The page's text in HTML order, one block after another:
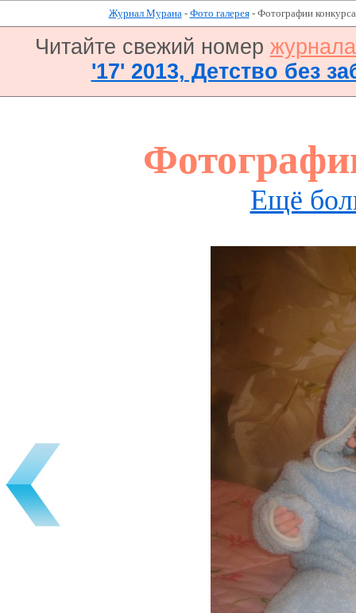
Журнал Мурана- Фото галерея- Фотографии
Читайте свежий номер
'17' 2013, Детство без
Ещё